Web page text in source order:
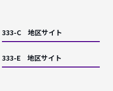
333-C 地区サイト
333-E 地区サイト